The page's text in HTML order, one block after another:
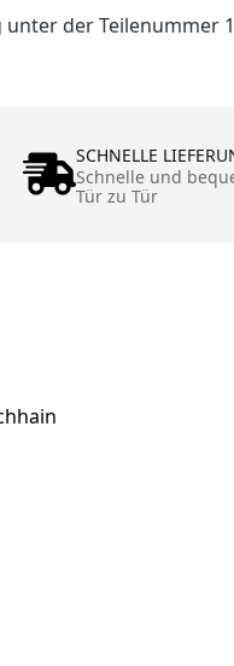
der Teilenummer
SCHNELLE
Schnelle und
Tür zu Tür